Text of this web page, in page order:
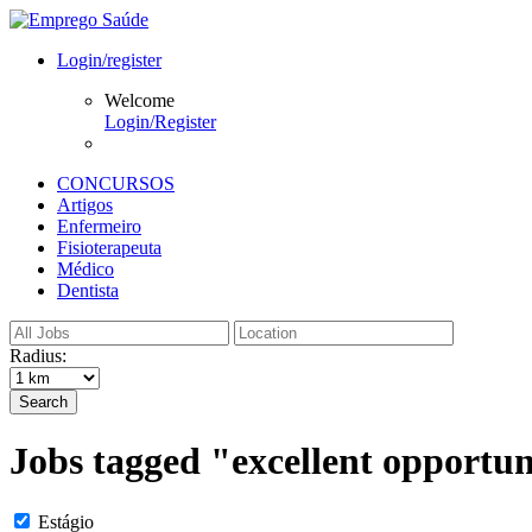
Login/register
Welcome
Login/Register
CONCURSOS
Artigos
Enfermeiro
Fisioterapeuta
Médico
Dentista
Radius:
Search
Jobs tagged "excellent
Estágio